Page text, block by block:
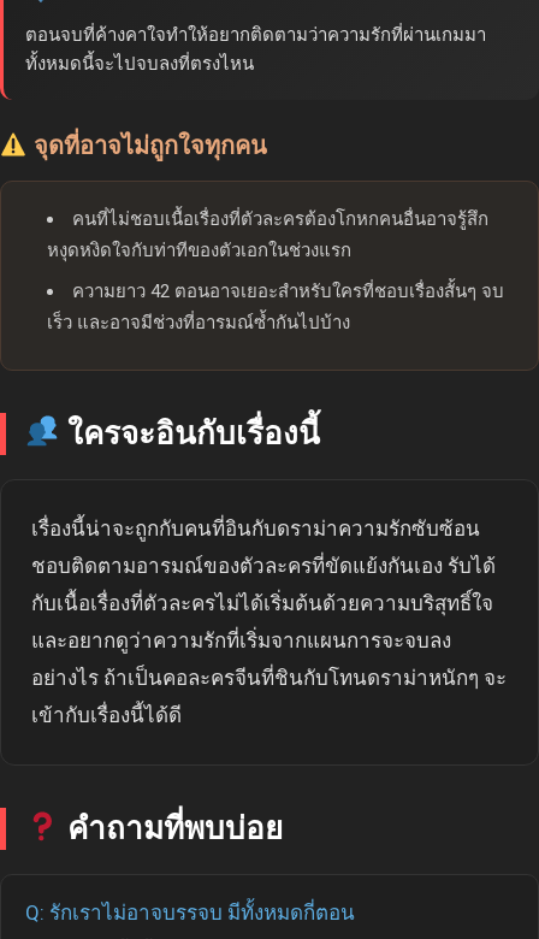
ตอนจบที่ค้างคาใจทำให้อยากติดตามว่าความรักที่ผ่านเกมมา
ทั้งหมดนี้จะไปจบลงที่ตรงไหน
จุดที่อาจไม่ถูกใจทุกคน
คนที่ไม่ชอบเนื้อเรื่องที่ตัวละครต้องโกหกคนอื่นอาจรู้สึก
หงุดหงิดใจกับท่าทีของตัวเอกในช่วงแรก
ความยาว 42 ตอนอาจเยอะสำหรับใครที่ชอบเรื่องสั้นๆ จบ
เร็ว และอาจมีช่วงที่อารมณ์ซ้ำกันไปบ้าง
ใครจะอินกับเรื่องนี้
เรื่องนี้น่าจะถูกกับคนที่อินกับดราม่าความรักซับซ้อน
ชอบติดตามอารมณ์ของตัวละครที่ขัดแย้งกันเอง รับได้
กับเนื้อเรื่องที่ตัวละครไม่ได้เริ่มต้นด้วยความบริสุทธิ์ใจ
และอยากดูว่าความรักที่เริ่มจากแผนการจะจบลง
อย่างไร ถ้าเป็นคอละครจีนที่ชินกับโทนดราม่าหนักๆ จะ
เข้ากับเรื่องนี้ได้ดี
คำถามที่พบบ่อย
Q: รักเราไม่อาจบรรจบ มีทั้งหมดกี่ตอน